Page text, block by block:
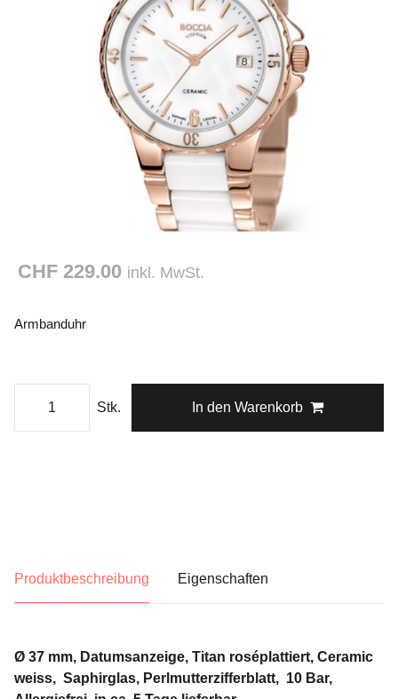
CHF 229.00 inkl. MwSt.
Armbanduhr
Stk. In den Warenkorb
Produktbeschreibung Eigenschaften
Ø 37 mm, Datumsanzeige, Titan roséplattiert, Ceramic
weiss, Saphirglas, Perlmutterzifferblatt, 10 Bar,